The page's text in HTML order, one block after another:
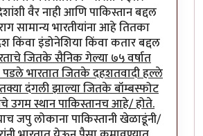
वैर नाही आणि पाकिस्तान बद्दल
सामान्य भारतीयांना आहे तितका
किंवा इंडोनेशिया किंवा कतार बद्दल
जितके सैनिक गेल्या ७५ वर्षात
भारतात जितके दहशतवादी हल्ले
दंगली झाल्या जितके बॉम्बस्फोट
उगम स्थान पाकिस्तानच आहे/ होते.
जपु लोकाना पाकिस्तानी खेळाडूंनी/